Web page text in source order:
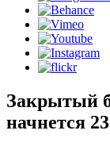
Закрытый
начнется